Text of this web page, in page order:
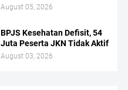
August 05, 2026
BPJS Kesehatan Defisit, 54
Juta Peserta JKN Tidak Aktif
August 03, 2026